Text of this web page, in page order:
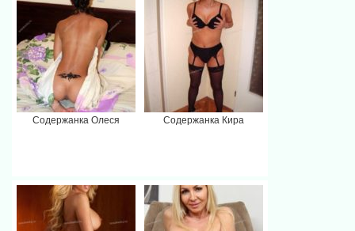
Содержанка Олеся Содержанка Кира